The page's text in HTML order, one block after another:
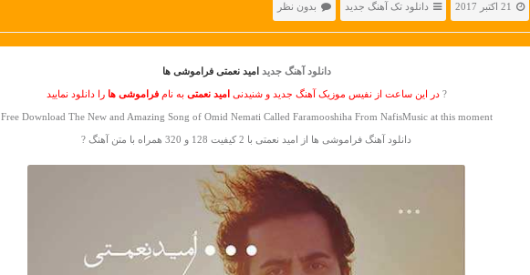
21 اکتبر 2017 دانلود تک آهنگ جدید بدون نظر
دانلود آهنگ جدید امید نعمتی فراموشی ها
?در این ساعت از نفیس موزیک آهنگ جدید و شنیدنیامید نعمتی به نامفراموشی ها را دانلود نمایید
Free Download The New and Amazing Song of Omid Nemati Called Faramooshiha From NafisMusic at this moment
دانلود آهنگ فراموشی ها از امید نعمتی با 2 کیفیت 128 و 320 همراه با متن آهنگ ?